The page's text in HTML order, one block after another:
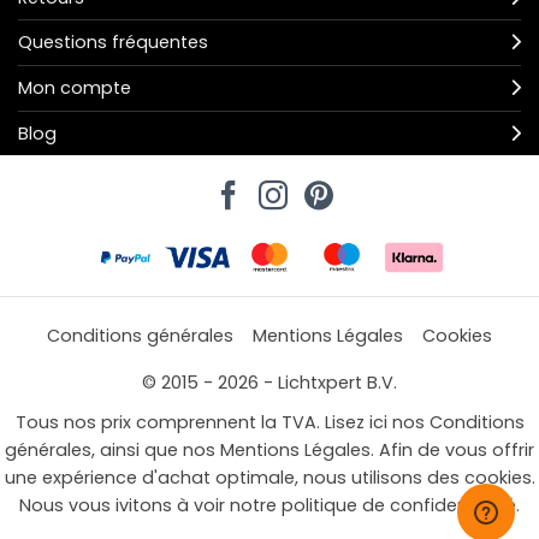
Questions fréquentes
Mon compte
Blog
Conditions générales Mentions Légales
Cookies
© 2015 - 2026 - Lichtxpert B.V.
Tous nos prix comprennent la TVA. Lisez ici nos Conditions
générales, ainsi que nos Mentions Légales. Afin de vous offrir
une expérience d'achat optimale, nous utilisons des cookies.
Nous vous ivitons à voir notre politique de confidentialité.